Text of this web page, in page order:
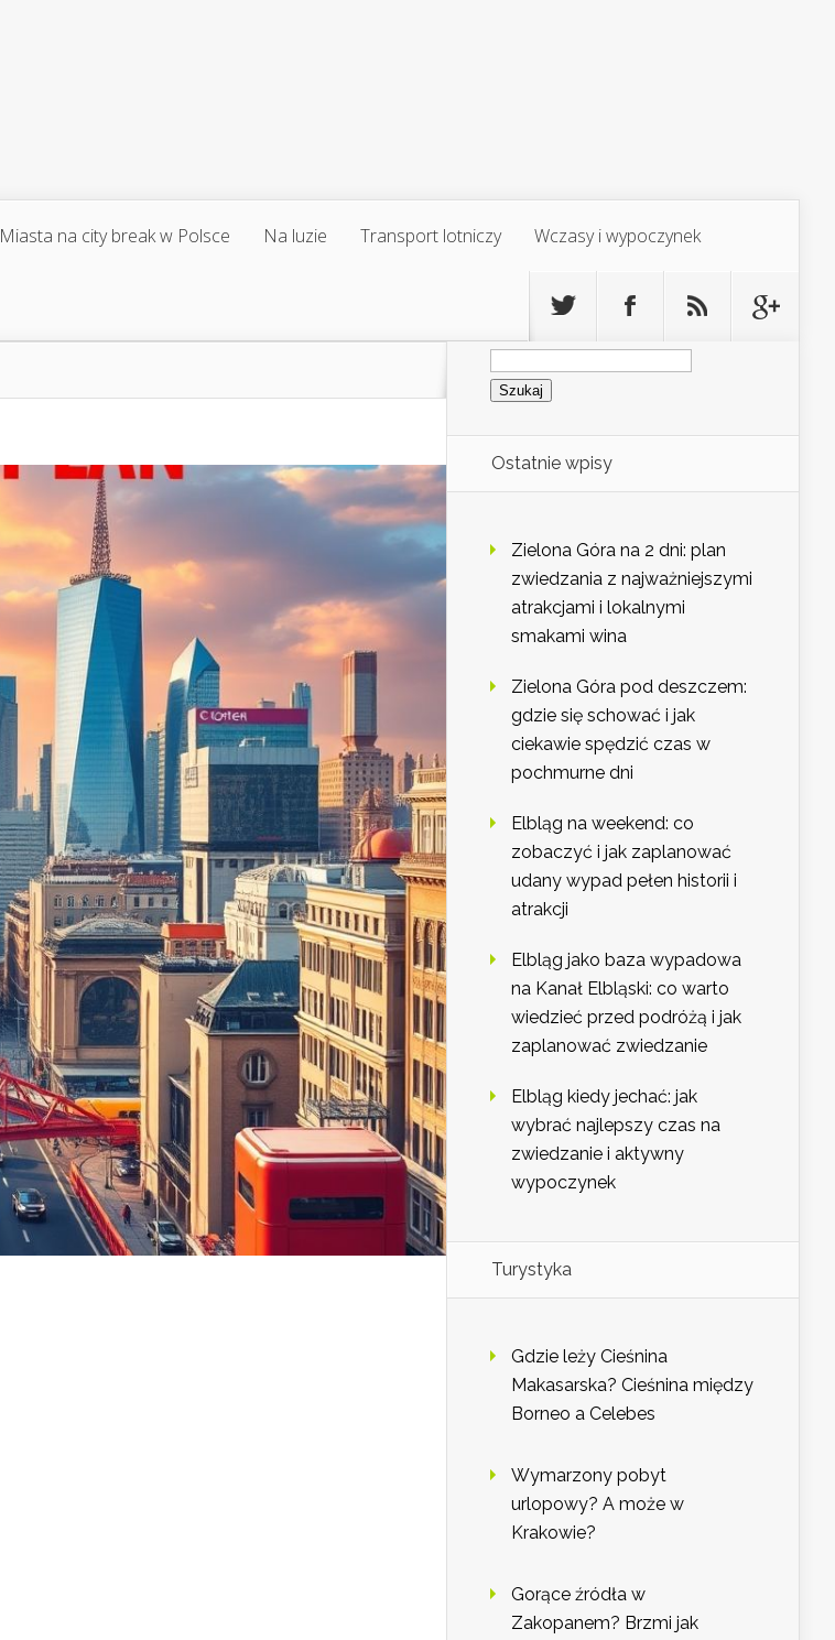
Miasta na city break w Polsce Na luzie Transport lotniczy Wczasy i wypoczynek
Szukaj:
Ostatnie wpisy
Zielona Góra na 2 dni: plan
zwiedzania z najważniejszymi
atrakcjami i lokalnymi
smakami wina
Zielona Góra pod deszczem:
gdzie się schować i jak
ciekawie spędzić czas w
pochmurne dni
Elbląg na weekend: co
zobaczyć i jak zaplanować
udany wypad pełen historii i
atrakcji
Elbląg jako baza wypadowa
na Kanał Elbląski: co warto
wiedzieć przed podróżą i jak
zaplanować zwiedzanie
Elbląg kiedy jechać: jak
wybrać najlepszy czas na
zwiedzanie i aktywny
wypoczynek
Turystyka
Gdzie leży Cieśnina
Makasarska? Cieśnina między
Borneo a Celebes
Wymarzony pobyt
urlopowy? A może w
Krakowie?
Gorące źródła w
Zakopanem? Brzmi jak